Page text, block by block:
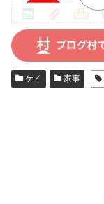
ケイ 家事